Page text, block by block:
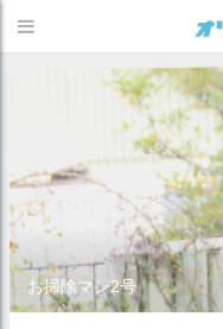
お掃除マン2号